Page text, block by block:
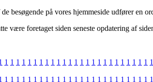
besøgende på vores hjemmeside udfører en
være foretaget siden seneste opdatering af
1 1 1 1 1 1 1 1 1 1 1 1 1 1 1 1 1 1 1 1 1 1 1 1 1 1
1 1 1 1 1 1 1 1 1 1 1 1 1 1 1 1 1 1 1 1 1 1 1 1 1 1